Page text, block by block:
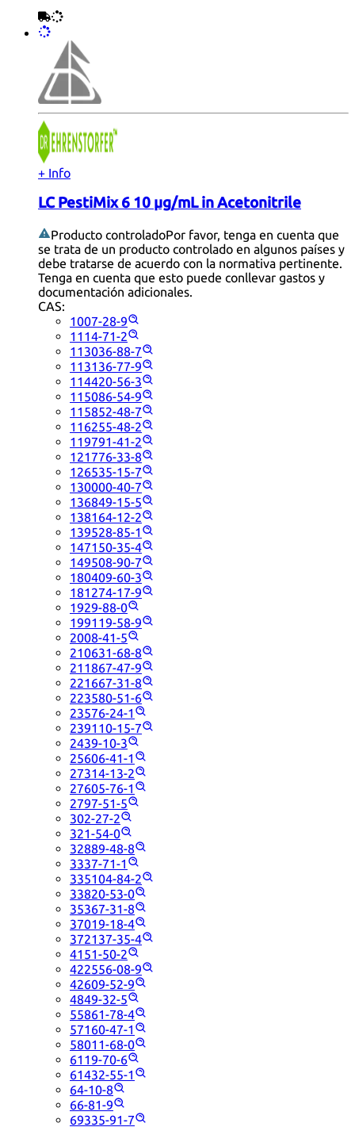
+ Info
LC PestiMix 6 10 µg/mL in Acetonitrile
Producto controladoPor favor, tenga en cuenta que
se trata de un producto controlado en algunos países y
debe tratarse de acuerdo con la normativa pertinente.
Tenga en cuenta que esto puede conllevar gastos y
documentación adicionales.
CAS:
1007-28-9
1114-71-2
113036-88-7
113136-77-9
114420-56-3
115086-54-9
115852-48-7
116255-48-2
119791-41-2
121776-33-8
126535-15-7
130000-40-7
136849-15-5
138164-12-2
139528-85-1
147150-35-4
149508-90-7
180409-60-3
181274-17-9
1929-88-0
199119-58-9
2008-41-5
210631-68-8
211867-47-9
221667-31-8
223580-51-6
23576-24-1
239110-15-7
2439-10-3
25606-41-1
27314-13-2
27605-76-1
2797-51-5
302-27-2
321-54-0
32889-48-8
3337-71-1
335104-84-2
33820-53-0
35367-31-8
37019-18-4
372137-35-4
4151-50-2
422556-08-9
42609-52-9
4849-32-5
55861-78-4
57160-47-1
58011-68-0
6119-70-6
61432-55-1
64-10-8
66-81-9
69335-91-7